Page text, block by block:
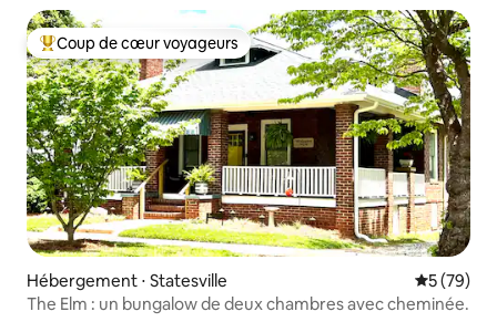
Coups de cœur voyageurs les plus appréciés
Coup de cœur voyageurs
Hébergement ⋅ Statesville
5 (79)
The Elm : un bungalow de deux chambres avec cheminée.